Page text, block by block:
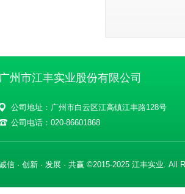
广州市江丰实业股份有限公司
公司地址：广州市白云区江高镇江丰路128号
公司电话：020-86601868
信 · 创新 · 发展 · 共赢 ©2015-2025 江丰实业. All